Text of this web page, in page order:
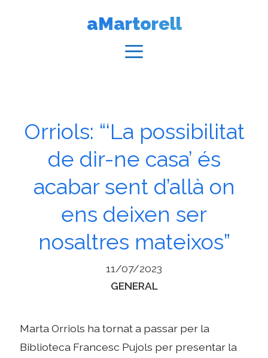
aMartorell
Orriols: “‘La possibilitat
de dir-ne casa’ és
acabar sent d’allà on
ens deixen ser
nosaltres mateixos”
11/07/2023
Categories
GENERAL
Marta Orriols ha tornat a passar per la
Biblioteca Francesc Pujols per presentar la